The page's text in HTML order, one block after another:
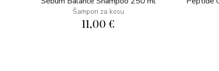
Šampon za kosu
11,00 €